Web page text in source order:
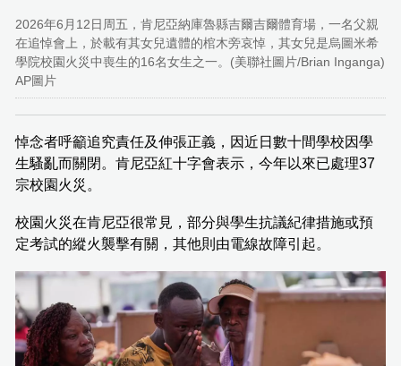
2026年6月12日周五，肯尼亞納庫魯縣吉爾吉爾體育場，一名父親
在追悼會上，於載有其女兒遺體的棺木旁哀悼，其女兒是烏圖米希
學院校園火災中喪生的16名女生之一。(美聯社圖片/Brian Inganga)
AP圖片
悼念者呼籲追究責任及伸張正義，因近日數十間學校因學
生騷亂而關閉。肯尼亞紅十字會表示，今年以來已處理37
宗校園火災。
校園火災在肯尼亞很常見，部分與學生抗議紀律措施或預
定考試的縱火襲擊有關，其他則由電線故障引起。